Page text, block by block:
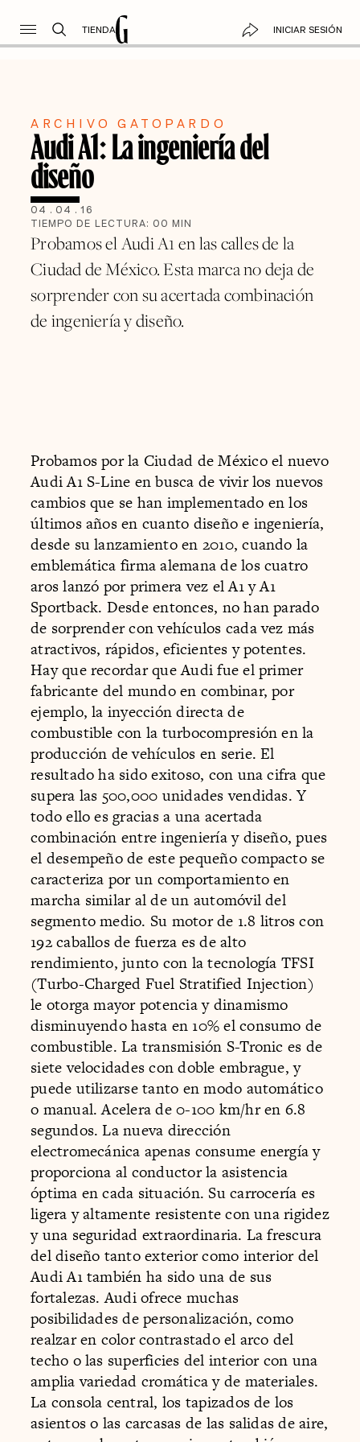
TIENDA INICIAR SESIÓN
ARCHIVO GATOPARDO
Audi A1: La ingeniería del
diseño
04 . 04 . 16
TIEMPO DE LECTURA: 00 MIN
Probamos el Audi A1 en las calles de la
Ciudad de México. Esta marca no deja de
sorprender con su acertada combinación
de ingeniería y diseño.
Probamos por la Ciudad de México el nuevo
Audi A1 S-Line en busca de vivir los nuevos
cambios que se han implementado en los
últimos años en cuanto diseño e ingeniería,
desde su lanzamiento en 2010, cuando la
emblemática firma alemana de los cuatro
aros lanzó por primera vez el A1 y A1
Sportback. Desde entonces, no han parado
de sorprender con vehículos cada vez más
atractivos, rápidos, eficientes y potentes.
Hay que recordar que Audi fue el primer
fabricante del mundo en combinar, por
ejemplo, la inyección directa de
combustible con la turbocompresión en la
producción de vehículos en serie. El
resultado ha sido exitoso, con una cifra que
supera las 500,000 unidades vendidas. Y
todo ello es gracias a una acertada
combinación entre ingeniería y diseño, pues
el desempeño de este pequeño compacto se
caracteriza por un comportamiento en
marcha similar al de un automóvil del
segmento medio. Su motor de 1.8 litros con
192 caballos de fuerza es de alto
rendimiento, junto con la tecnología TFSI
(Turbo-Charged Fuel Stratified Injection)
le otorga mayor potencia y dinamismo
disminuyendo hasta en 10% el consumo de
combustible. La transmisión S-Tronic es de
siete velocidades con doble embrague, y
puede utilizarse tanto en modo automático
o manual. Acelera de 0-100 km/hr en 6.8
segundos. La nueva dirección
electromecánica apenas consume energía y
proporciona al conductor la asistencia
óptima en cada situación. Su carrocería es
ligera y altamente resistente con una rigidez
y una seguridad extraordinaria. La frescura
del diseño tanto exterior como interior del
Audi A1 también ha sido una de sus
fortalezas. Audi ofrece muchas
posibilidades de personalización, como
realzar en color contrastado el arco del
techo o las superficies del interior con una
amplia variedad cromática y de materiales.
La consola central, los tapizados de los
asientos o las carcasas de las salidas de aire,